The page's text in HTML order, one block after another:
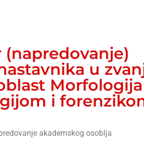
(napredovanje)
u
Morfologija
i
akademskog osoblja